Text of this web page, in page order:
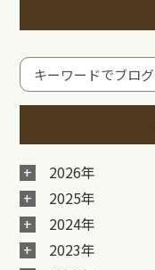
2026年
2025年
2024年
2023年